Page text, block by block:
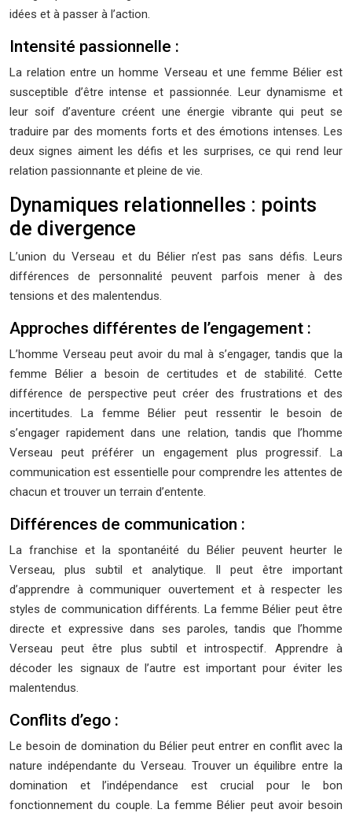
idées et à passer à l’action.
Intensité passionnelle :
La relation entre un homme Verseau et une femme Bélier est
susceptible d’être intense et passionnée. Leur dynamisme et
leur soif d’aventure créent une énergie vibrante qui peut se
traduire par des moments forts et des émotions intenses. Les
deux signes aiment les défis et les surprises, ce qui rend leur
relation passionnante et pleine de vie.
Dynamiques relationnelles : points
de divergence
L’union du Verseau et du Bélier n’est pas sans défis. Leurs
différences de personnalité peuvent parfois mener à des
tensions et des malentendus.
Approches différentes de l’engagement :
L’homme Verseau peut avoir du mal à s’engager, tandis que la
femme Bélier a besoin de certitudes et de stabilité. Cette
différence de perspective peut créer des frustrations et des
incertitudes. La femme Bélier peut ressentir le besoin de
s’engager rapidement dans une relation, tandis que l’homme
Verseau peut préférer un engagement plus progressif. La
communication est essentielle pour comprendre les attentes de
chacun et trouver un terrain d’entente.
Différences de communication :
La franchise et la spontanéité du Bélier peuvent heurter le
Verseau, plus subtil et analytique. Il peut être important
d’apprendre à communiquer ouvertement et à respecter les
styles de communication différents. La femme Bélier peut être
directe et expressive dans ses paroles, tandis que l’homme
Verseau peut être plus subtil et introspectif. Apprendre à
décoder les signaux de l’autre est important pour éviter les
malentendus.
Conflits d’ego :
Le besoin de domination du Bélier peut entrer en conflit avec la
nature indépendante du Verseau. Trouver un équilibre entre la
domination et l’indépendance est crucial pour le bon
fonctionnement du couple. La femme Bélier peut avoir besoin